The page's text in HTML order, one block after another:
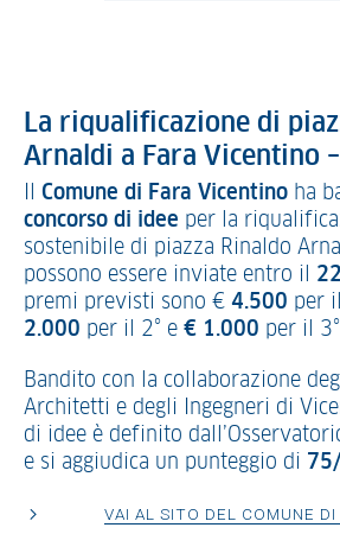
La riqualificazione di
Arnaldi a Fara Vicentino –
Comune di Fara Vicentino ha
concorso di idee per la
sostenibile di piazza Rinaldo
possono essere inviate entro il
premi previsti sono € 4.500 per
2.000 per il 2° e € 1.000 per il
Bandito con la collaborazione
Architetti e degli Ingegneri di
di idee è definito
e si aggiudica un punteggio di
VAI AL SITO DEL COMUNE